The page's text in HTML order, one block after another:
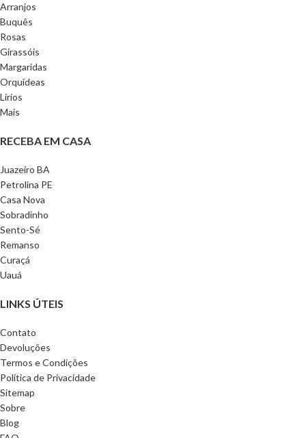
Arranjos
Buquês
Rosas
Girassóis
Margaridas
Orquídeas
Lírios
Mais
RECEBA EM CASA
Juazeiro BA
Petrolina PE
Casa Nova
Sobradinho
Sento-Sé
Remanso
Curaçá
Uauá
LINKS ÚTEIS
Contato
Devoluções
Termos e Condições
Política de Privacidade
Sitemap
Sobre
Blog